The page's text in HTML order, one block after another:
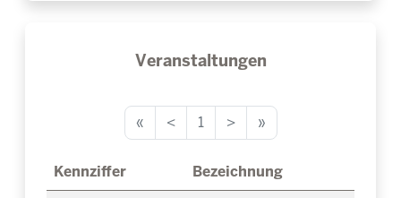
Veranstaltungen
« < 1 > »
Kennziffer
Bezeichnung